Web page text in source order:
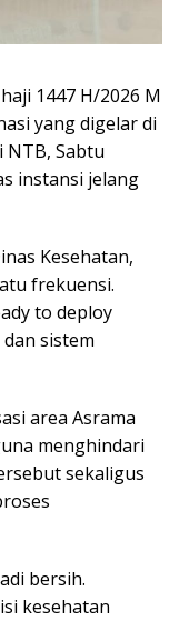
1447 H/2026 M
yang digelar di
NTB, Sabtu
instansi jelang
Kesehatan,
frekuensi.
to deploy
sistem
area Asrama
menghindari
sekaligus
bersih.
kesehatan